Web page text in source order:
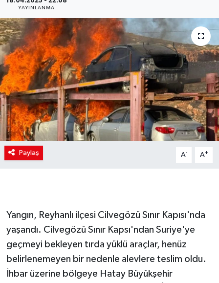
YAYINLANMA
Paylaş A- A+
Yangın, Reyhanlı ilçesi Cilvegözü Sınır Kapısı'nda
yaşandı. Cilvegözü Sınır Kapsı'ndan Suriye'ye
geçmeyi bekleyen tırda yüklü araçlar, henüz
belirlenemeyen bir nedenle alevlere teslim oldu.
İhbar üzerine bölgeye Hatay Büyükşehir